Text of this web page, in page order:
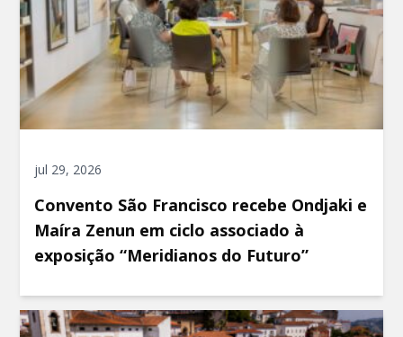
jul 29, 2026
Convento São Francisco recebe Ondjaki e
Maíra Zenun em ciclo associado à
exposição “Meridianos do Futuro”